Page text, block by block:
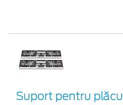
Suport pentru